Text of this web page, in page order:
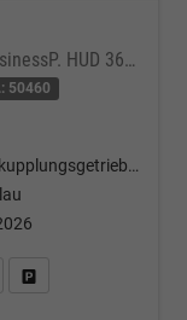
Business 1.5eTSI DSG AHK Dynamic BusinessP. HUD 360Cam DGE Paket - DIGITAL DRIVE INTELLIGENT L Gepäcktrennnetz
50460
Doppelkupplungsgetriebe (DSG)
Angebot anfordern
PDF-Datei, Fahrzeugexposé